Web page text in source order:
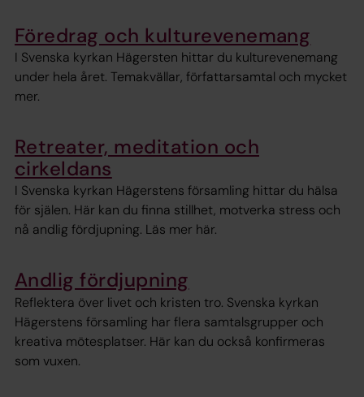
Föredrag och kulturevenemang
I Svenska kyrkan Hägersten hittar du kulturevenemang
under hela året. Temakvällar, författarsamtal och mycket
mer.
Retreater, meditation och
cirkeldans
I Svenska kyrkan Hägerstens församling hittar du hälsa
för själen. Här kan du finna stillhet, motverka stress och
nå andlig fördjupning. Läs mer här.
Andlig fördjupning
Reflektera över livet och kristen tro. Svenska kyrkan
Hägerstens församling har flera samtalsgrupper och
kreativa mötesplatser. Här kan du också konfirmeras
som vuxen.